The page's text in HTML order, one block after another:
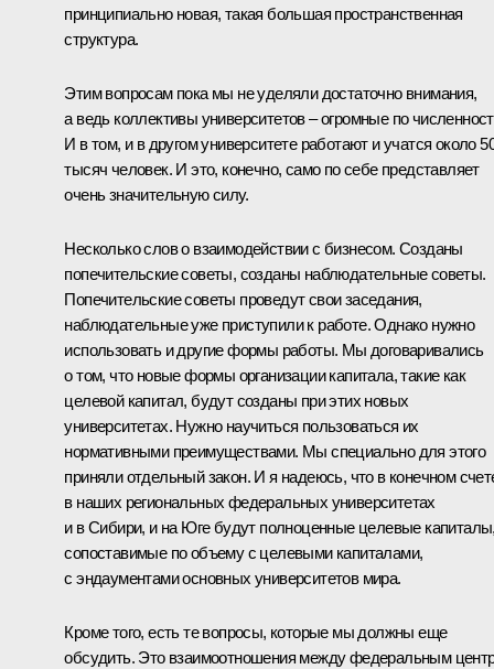
принципиально новая, такая большая пространственная
структура.
Этим вопросам пока мы не уделяли достаточно внимания,
а ведь коллективы университетов – огромные по
И в том, и в другом университете работают и учатся около
тысяч человек. И это, конечно, само по себе представляет
очень значительную силу.
Несколько слов о взаимодействии с бизнесом. Созданы
попечительские советы, созданы наблюдательные советы.
Попечительские советы проведут свои заседания,
наблюдательные уже приступили к работе. Однако нужно
использовать и другие формы работы. Мы договаривались
о том, что новые формы организации капитала, такие как
целевой капитал, будут созданы при этих новых
университетах. Нужно научиться пользоваться их
нормативными преимуществами. Мы специально для этого
приняли отдельный закон. И я надеюсь, что в конечном
в наших региональных федеральных университетах
и в Сибири, и на Юге будут полноценные целевые
сопоставимые по объему с целевыми капиталами,
с эндаументами основных университетов мира.
Кроме того, есть те вопросы, которые мы должны еще
обсудить. Это взаимоотношения между федеральным